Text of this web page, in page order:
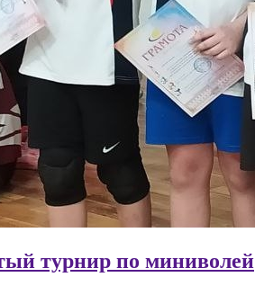
турнир по миниволей